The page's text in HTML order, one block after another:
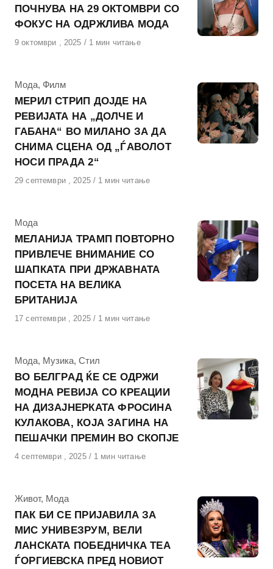
ПОЧНУВА НА 29 ОКТОМВРИ СО
ФОКУС НА ОДРЖЛИВА МОДА
Објавено
9 октомври , 2025 1 мин читање
КАтегорија
Мода, Филм
МЕРИЛ СТРИП ДОЈДЕ НА
РЕВИЈАТА НА „ДОЛЧЕ И
ГАБАНА“ ВО МИЛАНО ЗА ДА
СНИМА СЦЕНА ОД „ЃАВОЛОТ
НОСИ ПРАДА 2“
Објавено
29 септември , 2025 1 мин читање
КАтегорија
Мода
МЕЛАНИЈА ТРАМП ПОВТОРНО
ПРИВЛЕЧЕ ВНИМАНИЕ СО
ШАПКАТА ПРИ ДРЖАВНАТА
ПОСЕТА НА ВЕЛИКА
БРИТАНИЈА
Објавено
17 септември , 2025 1 мин читање
КАтегорија
Мода, Музика, Стил
ВО БЕЛГРАД ЌЕ СЕ ОДРЖИ
МОДНА РЕВИЈА СО КРЕАЦИИ
НА ДИЗАЈНЕРКАТА ФРОСИНА
КУЛАКОВА, КОЈА ЗАГИНА НА
ПЕШАЧКИ ПРЕМИН ВО СКОПЈЕ
Објавено
4 септември , 2025 1 мин читање
КАтегорија
Живот, Мода
ПАК БИ СЕ ПРИЈАВИЛА ЗА
МИС УНИВЕЗРУМ, ВЕЛИ
ЛАНСКАТА ПОБЕДНИЧКА ТЕА
ЃОРГИЕВСКА ПРЕД НОВИОТ